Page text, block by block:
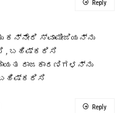
ಸ್ವಾಮೀಜಿಯನ್ನು
, ಬಹಿಷ್ಕರಿಸಿ
ರಾಜಕಾರಣಿಗಳನ್ನು
ಬಹಿಷ್ಕರಿಸಿ
Reply
Reply